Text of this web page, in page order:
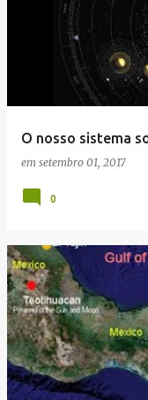
O nosso sistema
em setembro 01, 2017
0